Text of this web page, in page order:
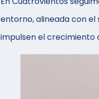
entorno, alineada con
impulsen el crecimiento